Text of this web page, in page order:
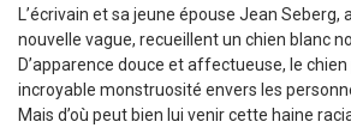
L’écrivain et sa jeune épouse Jean Seberg,
nouvelle vague, recueillent un chien blanc
D’apparence douce et affectueuse, le chien
incroyable monstruosité envers les
Mais d’où peut bien lui venir cette haine